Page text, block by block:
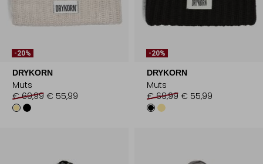
-20%
DRYKORN
Muts
€ 69,99 € 55,99
-20%
DRYKORN
Muts
€ 69,99 € 55,99